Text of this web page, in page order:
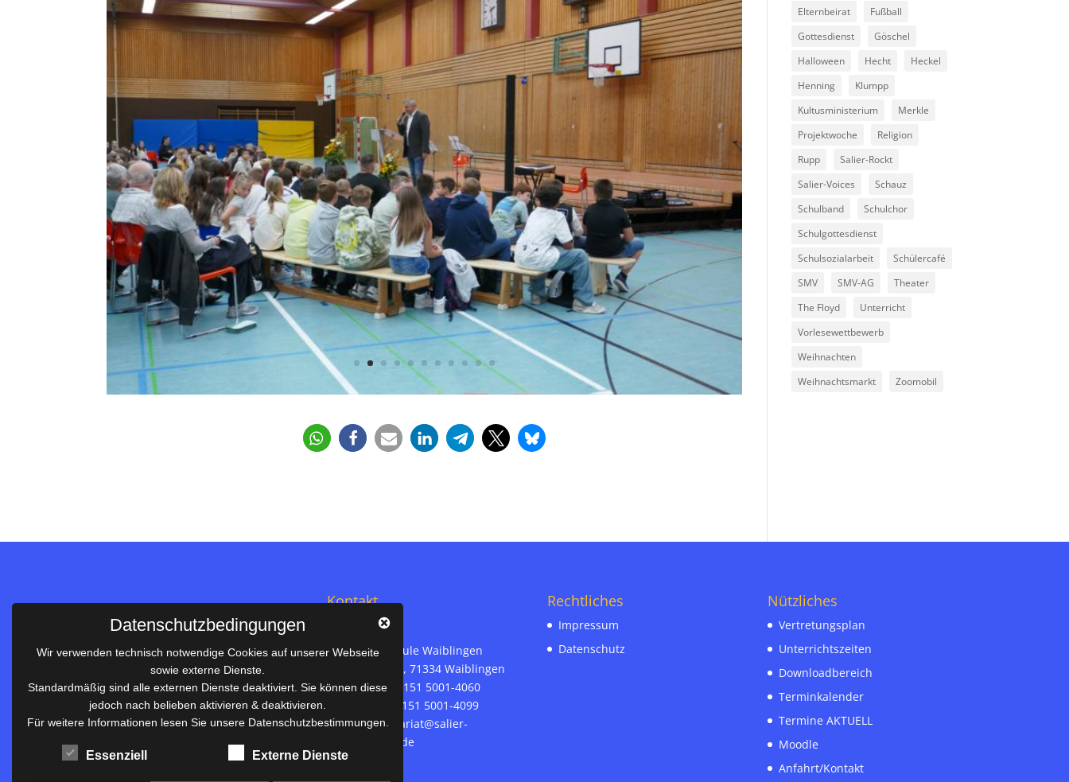
Elternbeirat
Fußball
Gottesdienst
Göschel
Halloween
Hecht
Heckel
Henning
Klumpp
Kultusministerium
Merkle
Projektwoche
Religion
Rupp
Salier-Rockt
Salier-Voices
Schauz
Schulband
Schulchor
Schulgottesdienst
Schulsozialarbeit
Schülercafé
SMV
SMV-AG
Theater
The Floyd
Unterricht
Vorlesewettbewerb
Weihnachten
Weihnachtsmarkt
Zoomobil
Salier-Realschule Waiblingen
Kontakt
Salier-Realschule Waiblingen
Im Sämann 30, 71334 Waiblingen
Telefon-Nr. 07151 5001-4060
Telefax-Nr. 07151 5001-4099
E-Mail:sekretariat@salier-
rs.schule.bwl.de
Rechtliches
Impressum
Datenschutz
Nützliches
Vertretungsplan
Unterrichtszeiten
Downloadbereich
Terminkalender
Termine AKTUELL
Moodle
Anfahrt/Kontakt
Datenschutzbedingungen
Wir verwenden technisch notwendige Cookies auf unserer Webseite
sowie externe Dienste.
Standardmäßig sind alle externen Dienste deaktiviert. Sie können diese
jedoch nach belieben aktivieren & deaktivieren.
Für weitere Informationen lesen Sie unsere Datenschutzbestimmungen.
Essenziell Externe Dienste